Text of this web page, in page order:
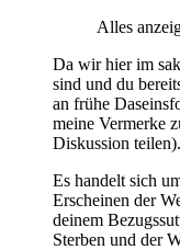
Alles
Da wir hier im
sind und du
an frühe
meine Vermerke
Diskussion teilen).
Es handelt sich
Erscheinen der
deinem
Sterben und der